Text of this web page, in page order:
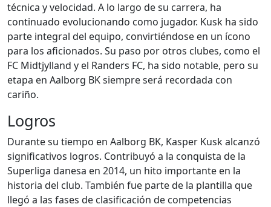
técnica y velocidad. A lo largo de su carrera, ha
continuado evolucionando como jugador. Kusk ha sido
parte integral del equipo, convirtiéndose en un ícono
para los aficionados. Su paso por otros clubes, como el
FC Midtjylland y el Randers FC, ha sido notable, pero su
etapa en Aalborg BK siempre será recordada con
cariño.
Logros
Durante su tiempo en Aalborg BK, Kasper Kusk alcanzó
significativos logros. Contribuyó a la conquista de la
Superliga danesa en 2014, un hito importante en la
historia del club. También fue parte de la plantilla que
llegó a las fases de clasificación de competencias